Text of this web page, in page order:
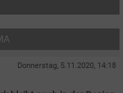
Donnerstag, 5.11.2020, 14:18